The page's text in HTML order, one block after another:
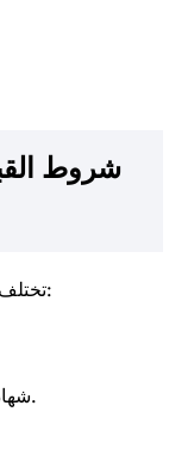
شروط
تختلف الشروط حسب الجامعة، لكن غالبًا تشمل:
شهادة بكالوريوس معتمدة في تخصص مناسب.